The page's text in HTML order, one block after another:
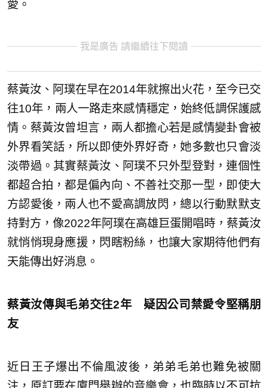
愛。
我是廣告 請繼續往下閱讀
蔡黃汝、阿璞在早在2014年就擦出火花，至今已交
往10年，兩人一路走來感情穩定，始終低調保護感
情。蔡黃汝曾坦言，兩人都擔心若是感情變卦會被
外界看笑話，所以即使外界好奇，她多數也只會淡
淡帶過。其實蔡黃汝、阿璞不只外型登對，連個性
都超合拍，都是偏內向、不善社交那一型，即使大
方認愛後，兩人也不愛高調放閃，總以行動默默支
持對方，像2022年阿璞在高雄巨蛋開唱時，蔡黃汝
就悄悄現身應援，閃瞎粉絲，也讓大家期待他們有
天能傳出好消息。
蔡黃汝傳與毛弟交往2年 疑因公司禁愛令堅稱朋
友
近日王子爆出不倫風波後，弟弟毛弟也難免被關